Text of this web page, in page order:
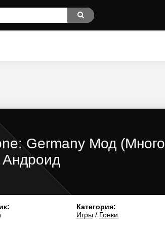
Germany Мод (Много
Андроид
Категория:
Игры/ Гонки